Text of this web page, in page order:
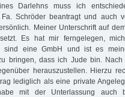
Darlehns muss ich
Schröder beantragt und auch
Meiner Unterschrift auf
Es hat mir ferngelegen,
sind eine GmbH und ist es
bringen, dass ich Jude bin.
herauszustellen. Hierzu
lediglich als eine private
mit der Unterlassung auch